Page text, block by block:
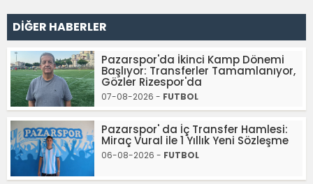
DİĞER HABERLER
Pazarspor'da İkinci Kamp Dönemi
Başlıyor: Transferler Tamamlanıyor,
Gözler Rizespor'da
07-08-2026 - FUTBOL
Pazarspor' da İç Transfer Hamlesi:
Miraç Vural ile 1 Yıllık Yeni Sözleşme
06-08-2026 - FUTBOL